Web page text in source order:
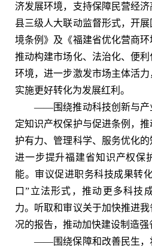
济发展环境，支持保障民营经
县三级人大联动监督形式，开
境条例》及《福建省优化营商环
推动构建市场化、法治化、便
环境，进一步激发市场主体活
实施更好转化为发展红利。
——围绕推动科技创新与产
定知识产权保护与促进条例，
护有力、管理科学、服务优化的
进一步提升福建省知识产权保
能。审议促进职务科技成果转
口”立法形式，推动更多科技
力。听取和审议关于加快推进
况的报告，推动加快建设制造强
——围绕保障和改善民生，